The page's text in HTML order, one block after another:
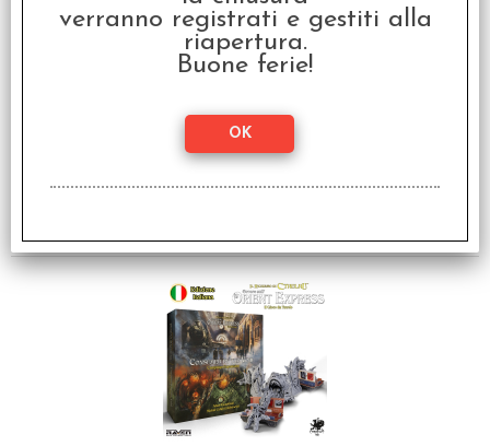
Orrore sull'Orient
Express - Il Gioco da
verranno registrati e gestiti alla
riapertura.
Buone ferie!